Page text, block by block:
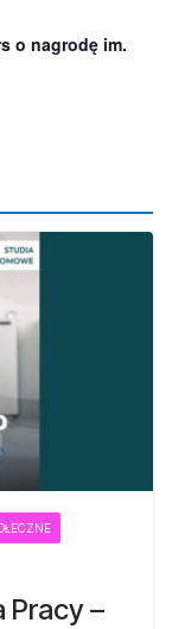
o nagrodę im.
Pracy –